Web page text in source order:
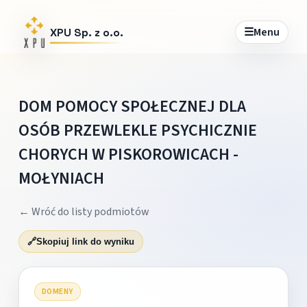
XPU Sp. z o.o. ☰Menu
DOM POMOCY SPOŁECZNEJ DLA
OSÓB PRZEWLEKLE PSYCHICZNIE
CHORYCH W PISKOROWICACH -
MOŁYNIACH
← Wróć do listy podmiotów
🔗Skopiuj link do wyniku
DOMENY